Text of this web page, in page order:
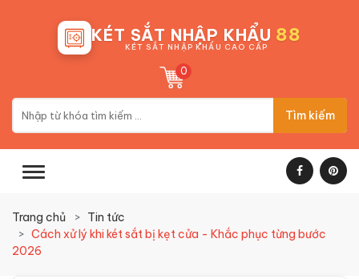
KÉT SẮT NHẬP KHẨU 88
KÉT SẮT NHẬP KHẨU CAO CẤP
0
Tìm kiếm
Trang chủ
Tin tức
Cách xử lý khi két sắt bị kẹt cửa - Khắc phục từng bước
2026